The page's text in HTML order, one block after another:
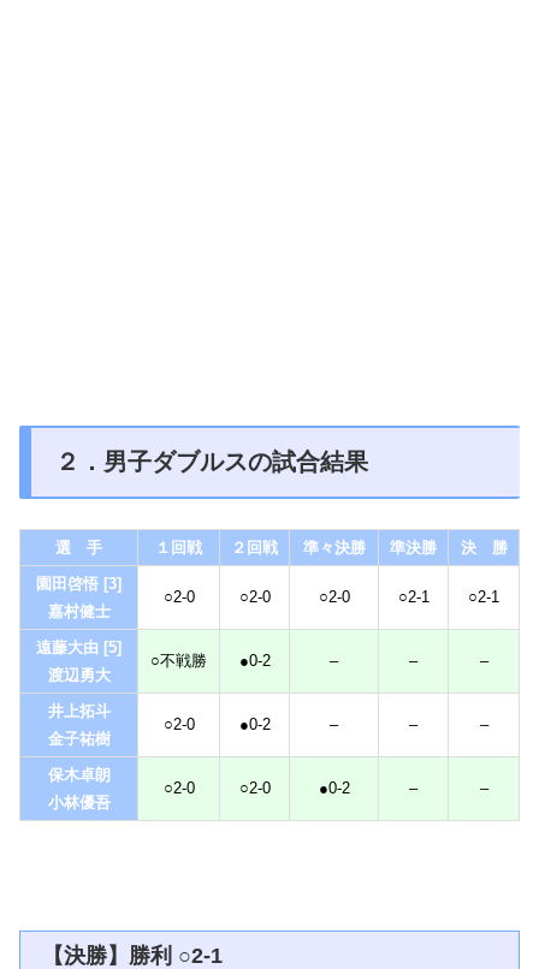
２．男子ダブルスの試合結果
選 手 １回戦 ２回戦 準々決勝 準決勝
決 勝
園田啓悟 [3]
嘉村健士
○2-0 ○2-0 ○2-0 ○2-1 ○2-1
遠藤大由 [5]
渡辺勇大
○不戦勝 ●0-2 – – –
井上拓斗
金子祐樹
○2-0 ●0-2 – – –
保木卓朗
小林優吾
○2-0 ○2-0 ●0-2 – –
【決勝】勝利 ○2-1